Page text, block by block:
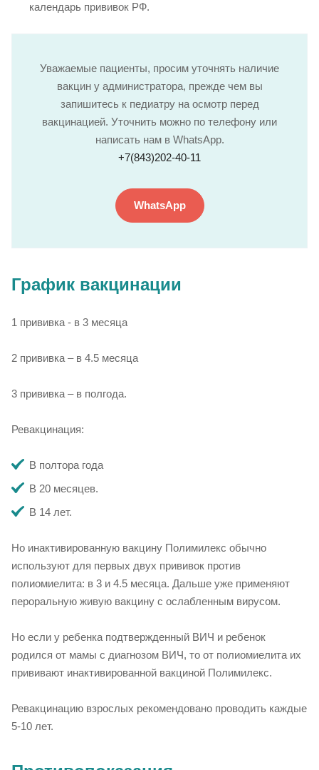
календарь прививок РФ.
Уважаемые пациенты, просим уточнять наличие
вакцин у администратора, прежде чем вы
запишитесь к педиатру на осмотр перед
вакцинацией. Уточнить можно по телефону или
написать нам в WhatsApp.
+7(843)202-40-11
WhatsApp
График вакцинации
1 прививка - в 3 месяца
2 прививка – в 4.5 месяца
3 прививка – в полгода.
Ревакцинация:
В полтора года
В 20 месяцев.
В 14 лет.
Но инактивированную вакцину Полимилекс обычно
используют для первых двух прививок против
полиомиелита: в 3 и 4.5 месяца. Дальше уже применяют
пероральную живую вакцину с ослабленным вирусом.
Но если у ребенка подтвержденный ВИЧ и ребенок
родился от мамы с диагнозом ВИЧ, то от полиомиелита их
прививают инактивированной вакциной Полимилекс.
Ревакцинацию взрослых рекомендовано проводить каждые
5-10 лет.